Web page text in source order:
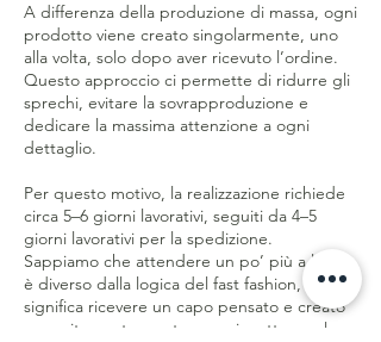
A differenza della produzione di massa, ogni
prodotto viene creato singolarmente, uno
alla volta, solo dopo aver ricevuto l’ordine.
Questo approccio ci permette di ridurre gli
sprechi, evitare la sovrapproduzione e
dedicare la massima attenzione a ogni
dettaglio.
Per questo motivo, la realizzazione richiede
circa 5–6 giorni lavorativi, seguiti da 4–5
giorni lavorativi per la spedizione.
Sappiamo che attendere un po’ più a lungo
è diverso dalla logica del fast fashion, ma
significa ricevere un capo pensato e creato
appositamente per te, con rispetto per le